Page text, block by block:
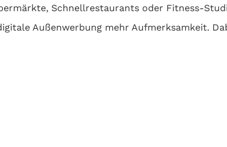
Schnellrestaurants oder Fitness-
Außenwerbung mehr Aufmerksamkeit.